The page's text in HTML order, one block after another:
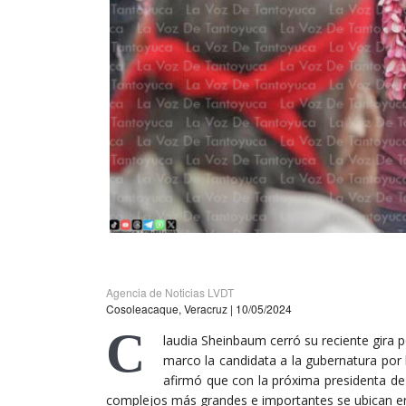
Agencia de Noticias LVDT
Cosoleacaque, Veracruz | 10/05/2024
C
laudia Sheinbaum cerró su reciente gira
marco la candidata a la gubernatura por
afirmó que con la próxima presidenta
complejos más grandes e importantes se ubican